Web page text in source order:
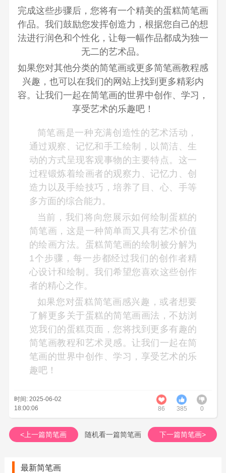
完成这些步骤后，您将有一个精美的蛋糕简笔画
作品。我们鼓励您发挥创造力，根据您自己的想
法进行润色和个性化，让每一幅作品都成为独一
无二的艺术品。
如果您对其他分类的简笔画或更多简笔画教程感
兴趣，也可以在我们的网站上找到更多精彩内
容。让我们一起在简笔画的世界中创作、学习，
享受艺术的乐趣吧！
简笔画是一种充满创造性的艺术活动，
通过观察、记忆和手工绘制，以简洁、生
动的方式呈现客观事物的主要特点。这一
过程锻炼着绘画者的观察力、记忆力、创
造力以及手绘技巧，培养了目、心、手等
多方面的综合能力。
当前，我们将向您展示如何绘制蛋糕的
简笔画，这是一种简单而又具有艺术价值
的绘画方法。蛋糕简笔画的绘制被分解为
1个步骤，每一步都经过我们的创作者精
心设计和绘制。我们希望您喜欢这些创作
者的精心之作。
如果您对蛋糕简笔画感兴趣，或者想要
了解更多关于蛋糕的简笔画画法，不妨浏
览我们的蛋糕页面，您将找到更多有趣的
简笔画教程和艺术灵感。让我们一起在简
笔画的世界中创作、学习，享受艺术的乐
趣吧！
时间: 2025-06-02
18:00:06
86 385 0
<上一篇简笔画 随机看一篇简笔画 下一篇简笔画>
最新简笔画